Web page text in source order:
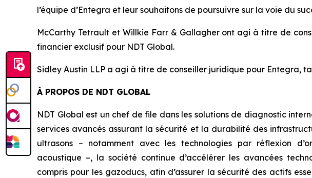
l’équipe d’Entegra et leur souhaitons de poursuivre sur la voie du
McCarthy Tetrault et Willkie Farr & Gallagher ont agi à titre de
financier exclusif pour NDT Global.
Sidley Austin LLP a agi à titre de conseiller juridique pour Entegra,
À PROPOS DE NDT GLOBAL
NDT Global est un chef de file dans les solutions de diagnostic
services avancés assurant la sécurité et la durabilité des
ultrasons – notamment avec les technologies par réflexion
acoustique –, la société continue d’accélérer les avancées
compris pour les gazoducs, afin d’assurer la sécurité des actifs